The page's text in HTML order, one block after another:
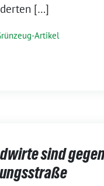
[…]
Artikel
sind